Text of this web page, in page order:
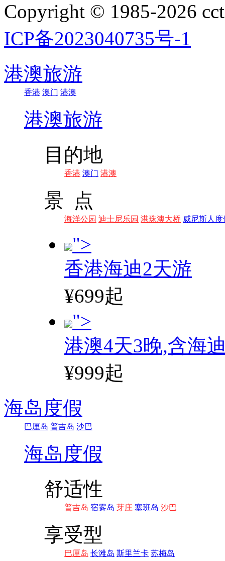
Copyright © 1985-2026
ICP备2023040735号-1
港澳旅游
香港 澳门 港澳
港澳旅游
目的地
香港 澳门 港澳
景 点
海洋公园 迪士尼乐园 港珠澳大桥 威尼斯人度
">
香港海迪2天游
¥699起
">
港澳4天3晚,含海
¥999起
海岛度假
巴厘岛 普吉岛 沙巴
海岛度假
舒适性
普吉岛 宿雾岛 芽庄 塞班岛 沙巴
享受型
巴厘岛 长滩岛 斯里兰卡 苏梅岛